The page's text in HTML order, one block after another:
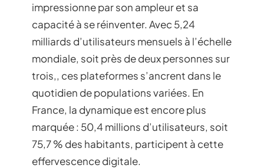
impressionne par son ampleur et sa
capacité à se réinventer. Avec 5,24
milliards d’utilisateurs mensuels à l’échelle
mondiale, soit près de deux personnes sur
trois,, ces plateformes s’ancrent dans le
quotidien de populations variées. En
France, la dynamique est encore plus
marquée : 50,4 millions d’utilisateurs, soit
75,7 % des habitants, participent à cette
effervescence digitale.